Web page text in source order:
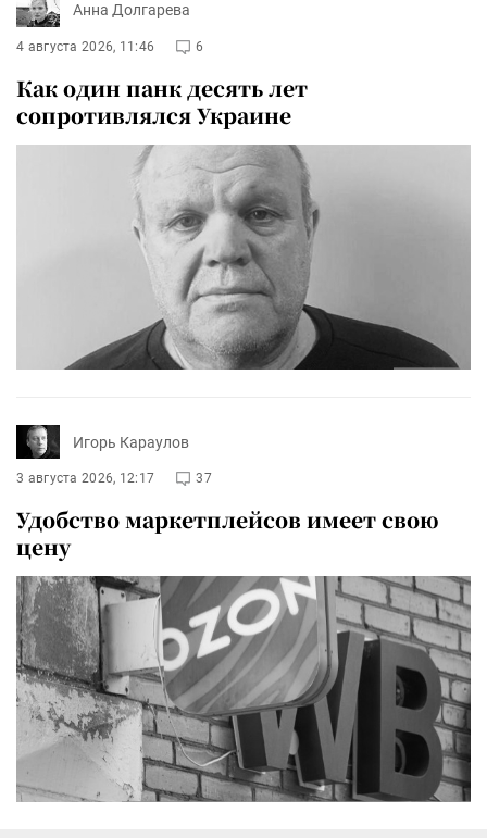
Анна Долгарева
4 августа 2026, 11:46 6
Как один панк десять лет
сопротивлялся Украине
Игорь Караулов
3 августа 2026, 12:17 37
Удобство маркетплейсов имеет свою
цену